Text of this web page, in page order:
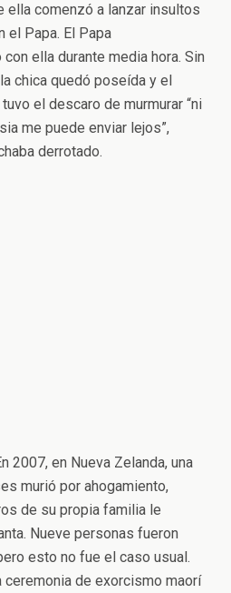
ella comenzó a lanzar insultos
el Papa. El Papa
ella durante media hora. Sin
chica quedó poseída y el
el descaro de murmurar “ni
me puede enviar lejos”,
derrotado.
2007, en Nueva Zelanda, una
murió por ahogamiento,
de su propia familia le
Nueve personas fueron
esto no fue el caso usual.
ceremonia de exorcismo maorí